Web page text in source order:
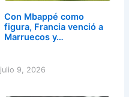
Con Mbappé como
figura, Francia venció a
Marruecos y…
julio 9, 2026